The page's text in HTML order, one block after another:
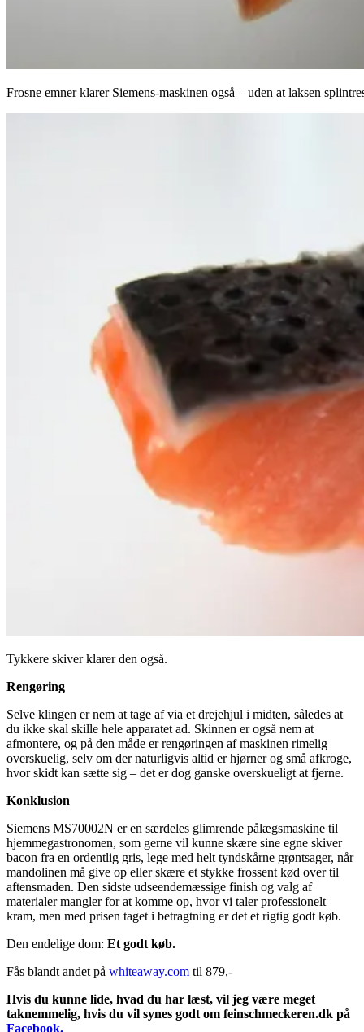
Frosne emner klarer Siemens-maskinen også – uden at laksen
Tykkere skiver klarer den også.
Rengøring
Selve klingen er nem at tage af via et drejehjul i midten, således at
du ikke skal skille hele apparatet ad. Skinnen er også nem at
afmontere, og på den måde er rengøringen af maskinen rimelig
overskuelig, selv om der naturligvis altid er hjørner og små afkroge,
hvor skidt kan sætte sig – det er dog ganske overskueligt at fjerne.
Konklusion
Siemens MS70002N er en særdeles glimrende pålægsmaskine til
hjemmegastronomen, som gerne vil kunne skære sine egne skiver
bacon fra en ordentlig gris, lege med helt tyndskårne grøntsager, når
mandolinen må give op eller skære et stykke frossent kød over til
aftensmaden. Den sidste udseendemæssige finish og valg af
materialer mangler for at komme op, hvor vi taler professionelt
kram, men med prisen taget i betragtning er det et rigtig godt køb.
Den endelige dom: Et godt køb.
Fås blandt andet på whiteaway.com til 879,-
Hvis du kunne lide, hvad du har læst, vil jeg være meget
taknemmelig, hvis du vil synes godt om feinschmeckeren.dk på
Facebook.